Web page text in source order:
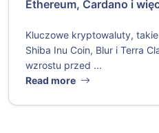
Ethereum, Cardano i
Kluczowe kryptowaluty,
Shiba Inu Coin, Blur i Terra
wzrostu przed ...
Read more